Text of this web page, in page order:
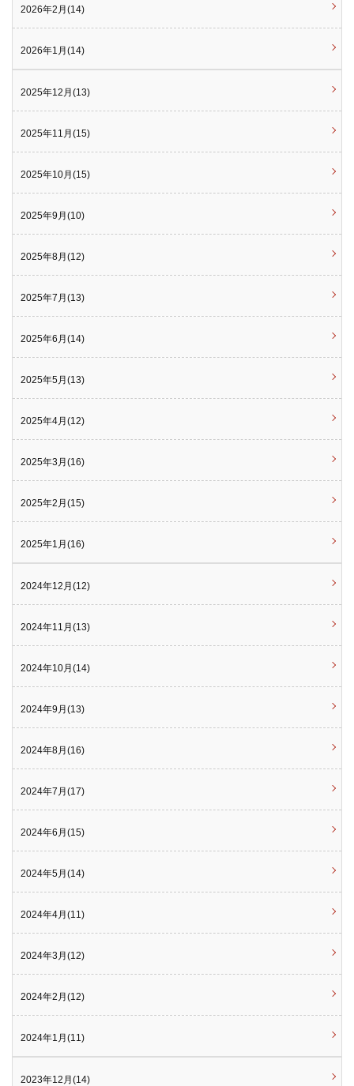
2026年2月(14)
2026年1月(14)
2025年12月(13)
2025年11月(15)
2025年10月(15)
2025年9月(10)
2025年8月(12)
2025年7月(13)
2025年6月(14)
2025年5月(13)
2025年4月(12)
2025年3月(16)
2025年2月(15)
2025年1月(16)
2024年12月(12)
2024年11月(13)
2024年10月(14)
2024年9月(13)
2024年8月(16)
2024年7月(17)
2024年6月(15)
2024年5月(14)
2024年4月(11)
2024年3月(12)
2024年2月(12)
2024年1月(11)
2023年12月(14)